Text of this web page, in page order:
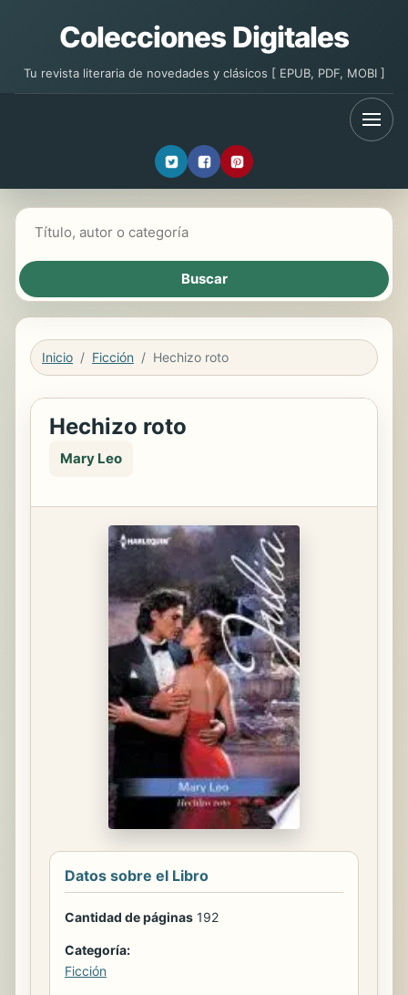
Colecciones Digitales
Tu revista literaria de novedades y clásicos [ EPUB, PDF, MOBI ]
Inicio Ficción Hechizo roto
Hechizo roto
Mary Leo
Datos sobre el Libro
Cantidad de páginas 192
Categoría:
Ficción